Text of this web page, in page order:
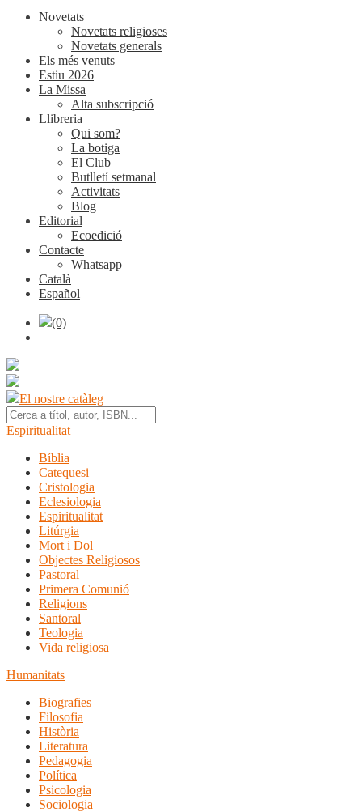
Novetats
Novetats religioses
Novetats generals
Els més venuts
Estiu 2026
La Missa
Alta subscripció
Llibreria
Qui som?
La botiga
El Club
Butlletí setmanal
Activitats
Blog
Editorial
Ecoedició
Contacte
Whatsapp
Català
Español
(0)
El nostre catàleg
Espiritualitat
Bíblia
Catequesi
Cristologia
Eclesiologia
Espiritualitat
Litúrgia
Mort i Dol
Objectes Religiosos
Pastoral
Primera Comunió
Religions
Santoral
Teologia
Vida religiosa
Humanitats
Biografies
Filosofia
Història
Literatura
Pedagogia
Política
Psicologia
Sociologia